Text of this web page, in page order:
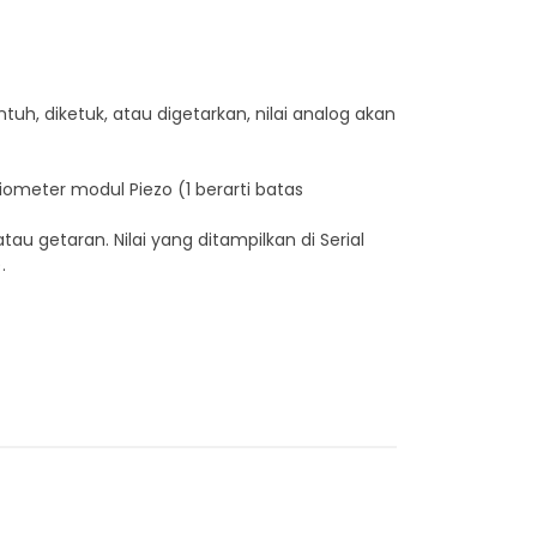
diketuk, atau digetarkan, nilai analog akan
modul Piezo (1 berarti batas
getaran. Nilai yang ditampilkan di Serial